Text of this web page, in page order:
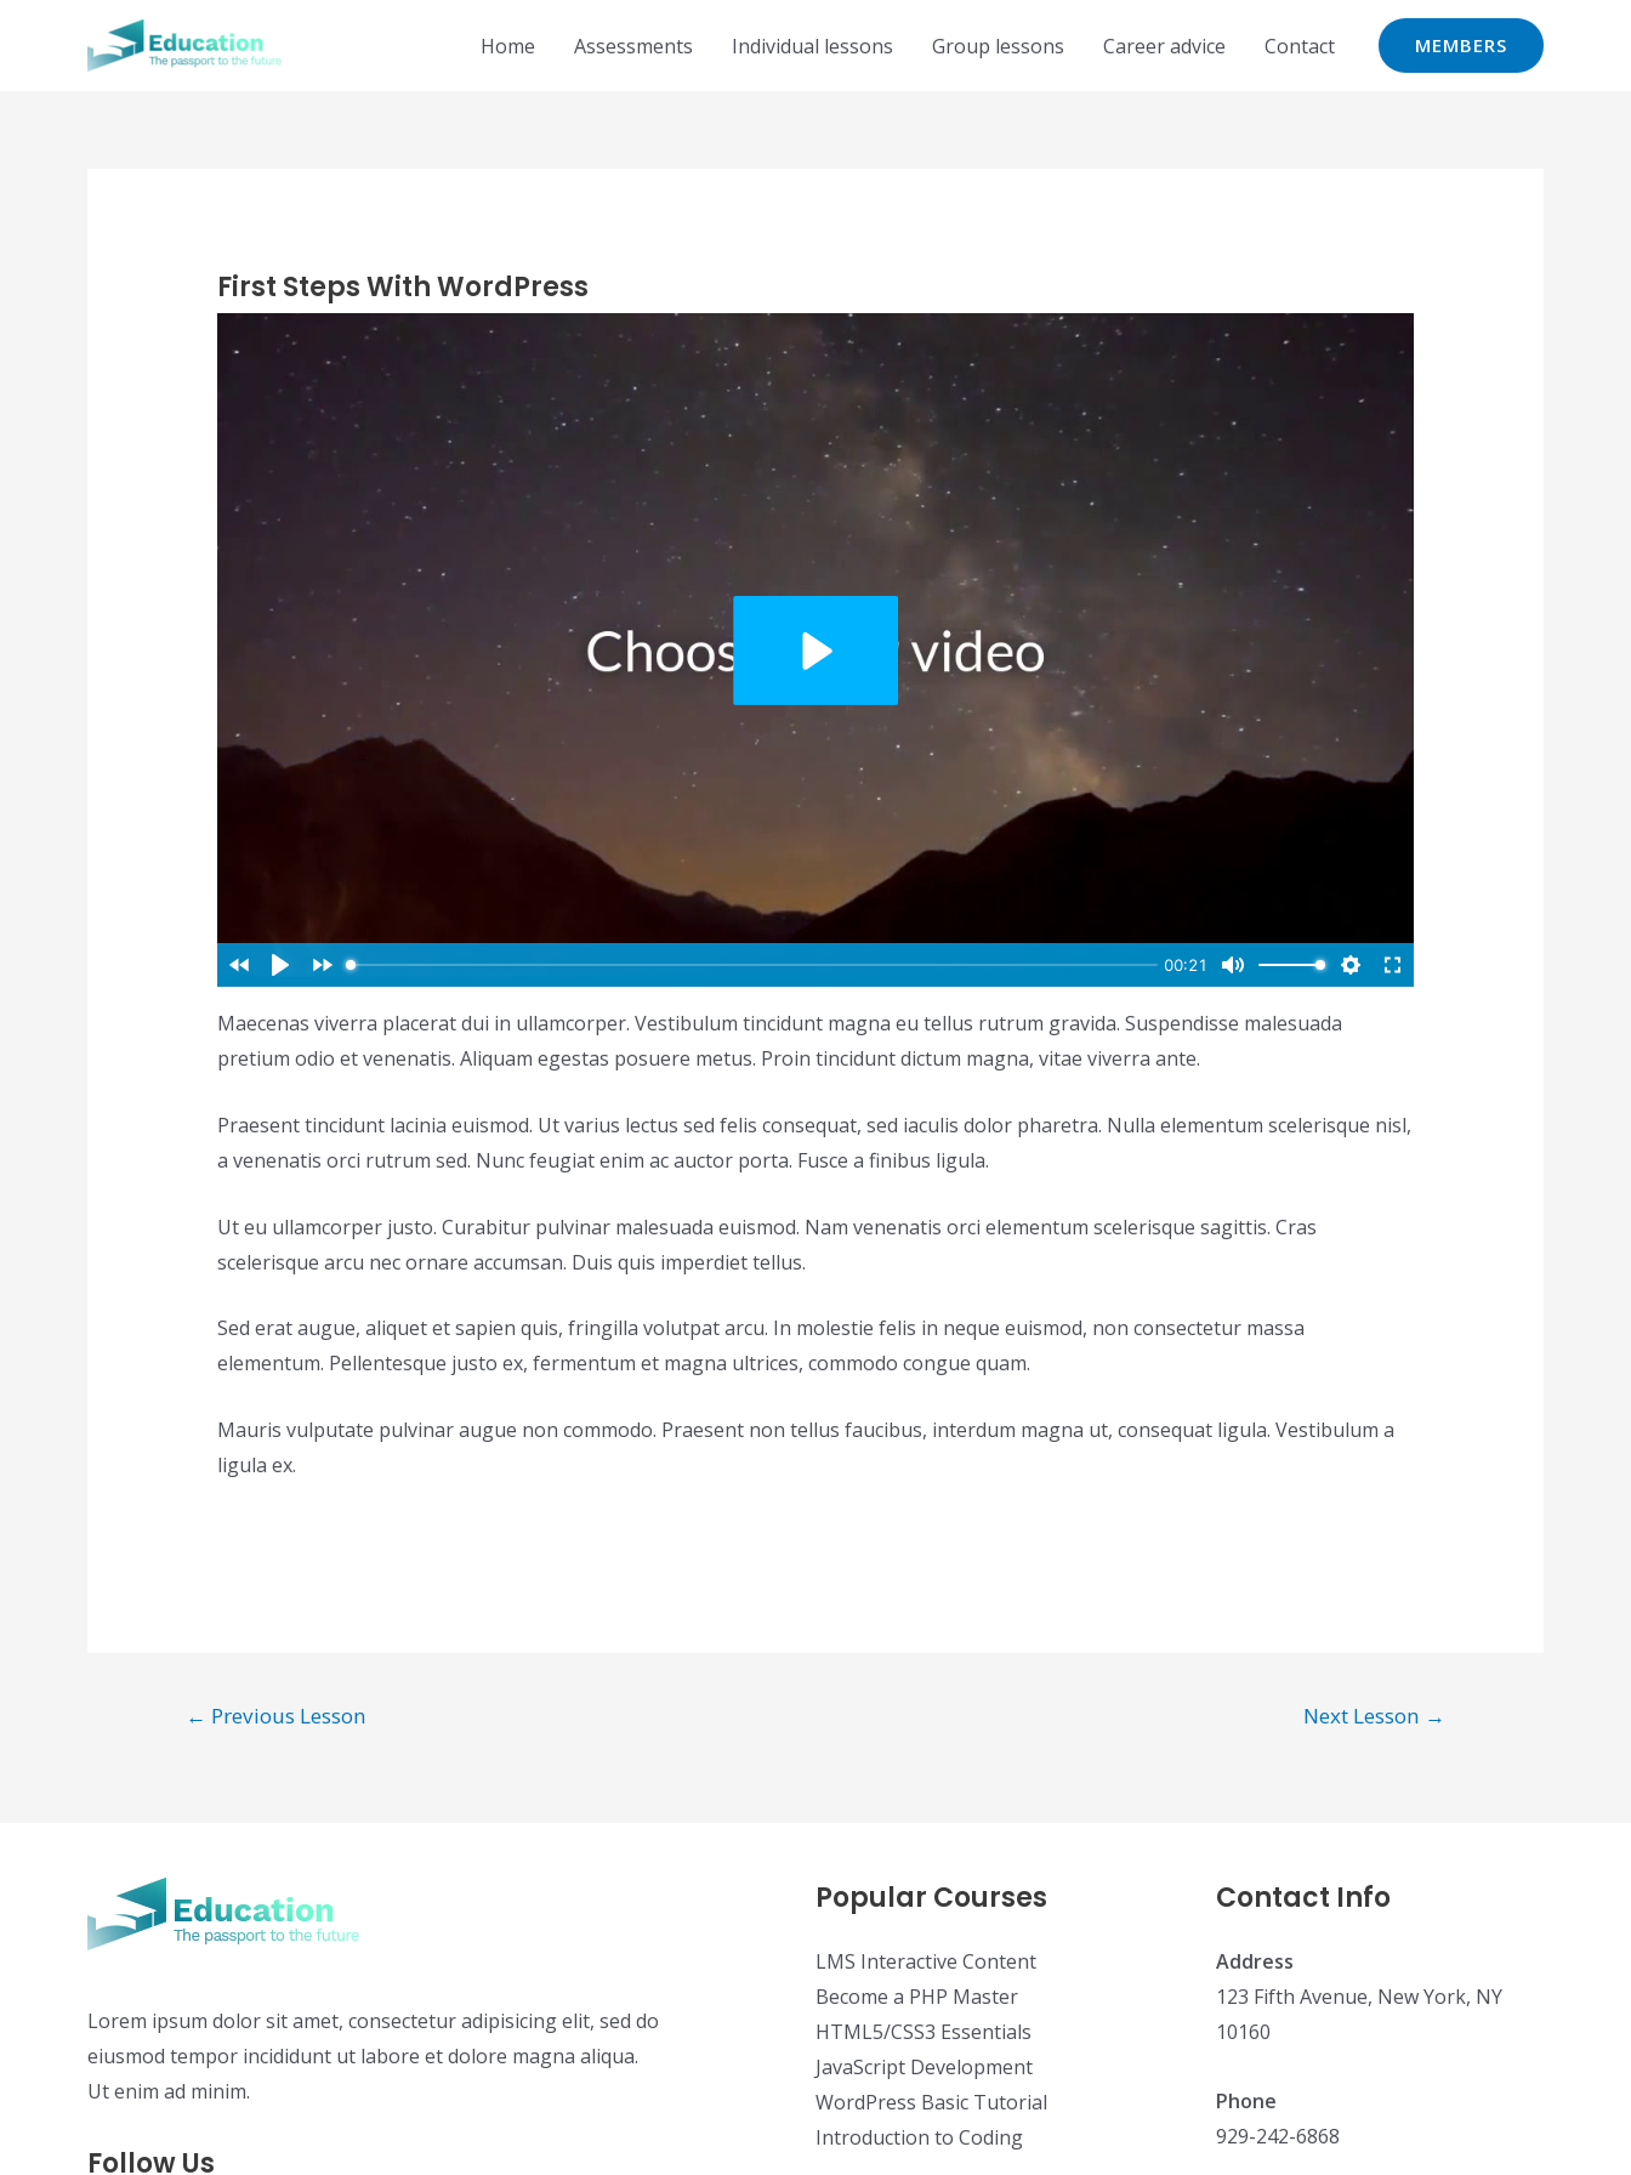
Home Assessments Individual lessons Group lessons Career advice Contact MEMBERS
First Steps With WordPress
Maecenas viverra placerat dui in ullamcorper. Vestibulum tincidunt magna eu tellus rutrum gravida. Suspendisse malesuada
pretium odio et venenatis. Aliquam egestas posuere metus. Proin tincidunt dictum magna, vitae viverra ante.
Praesent tincidunt lacinia euismod. Ut varius lectus sed felis consequat, sed iaculis dolor pharetra. Nulla elementum scelerisque nisl,
a venenatis orci rutrum sed. Nunc feugiat enim ac auctor porta. Fusce a finibus ligula.
Ut eu ullamcorper justo. Curabitur pulvinar malesuada euismod. Nam venenatis orci elementum scelerisque sagittis. Cras
scelerisque arcu nec ornare accumsan. Duis quis imperdiet tellus.
Sed erat augue, aliquet et sapien quis, fringilla volutpat arcu. In molestie felis in neque euismod, non consectetur massa
elementum. Pellentesque justo ex, fermentum et magna ultrices, commodo congue quam.
Mauris vulputate pulvinar augue non commodo. Praesent non tellus faucibus, interdum magna ut, consequat ligula. Vestibulum a
ligula ex.
← Previous Lesson Next Lesson →
Lorem ipsum dolor sit amet, consectetur adipisicing elit, sed do
eiusmod tempor incididunt ut labore et dolore magna aliqua.
Ut enim ad minim.
Follow Us
Popular Courses
LMS Interactive Content
Become a PHP Master
HTML5/CSS3 Essentials
JavaScript Development
WordPress Basic Tutorial
Introduction to Coding
Contact Info
Address
123 Fifth Avenue, New York, NY
10160
Phone
929-242-6868